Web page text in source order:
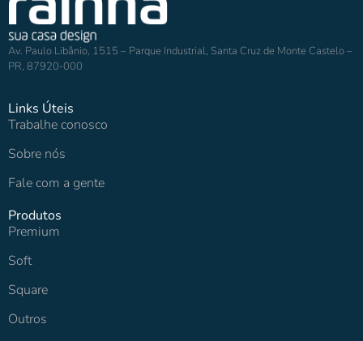
Av. Paulo Libânio, 1515 – Parque Industrial, Santa Cruz de Monte Castelo –
PR, 87920-000
Links Úteis
Trabalhe conosco
Sobre nós
Fale com a gente
Produtos
Premium
Soft
Square
Outros